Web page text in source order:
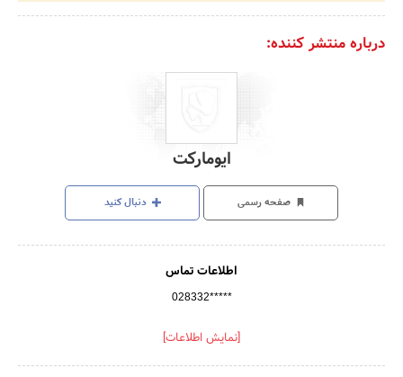
درباره منتشر کننده:
ایومارکت
صفحه رسمی دنبال کنید
اطلاعات تماس
028332*****
[نمایش اطلاعات]